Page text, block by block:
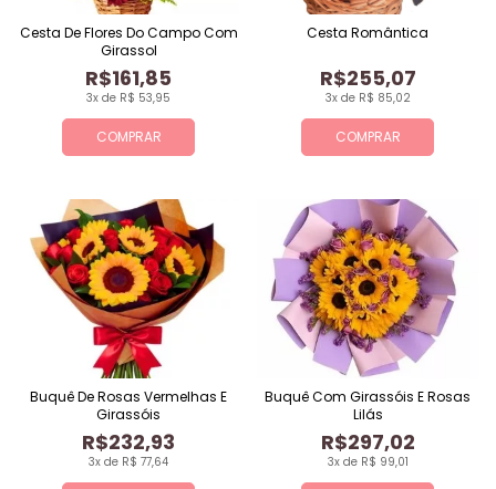
COMPRAR
3x de R$ 53,95
R$161,85
Cesta De Flores Do Campo Com
Girassol
COMPRAR
3x de R$ 85,02
R$255,07
Cesta Romântica
3x de R$ 77,64
R$232,93
Buquê De Rosas Vermelhas E
Girassóis
3x de R$ 99,01
R$297,02
Buquê Com Girassóis E Rosas
Lilás